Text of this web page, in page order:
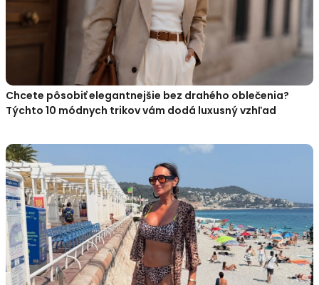
Chcete pôsobiť elegantnejšie bez drahého oblečenia?
Týchto 10 módnych trikov vám dodá luxusný vzhľad